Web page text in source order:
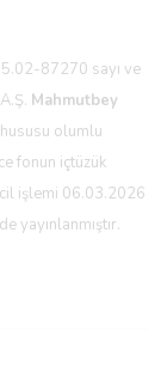
87270 sayı ve
Mahmutbey
olumlu
fonun içtüzük
işlemi 06.03.2026
yayınlanmıştır.